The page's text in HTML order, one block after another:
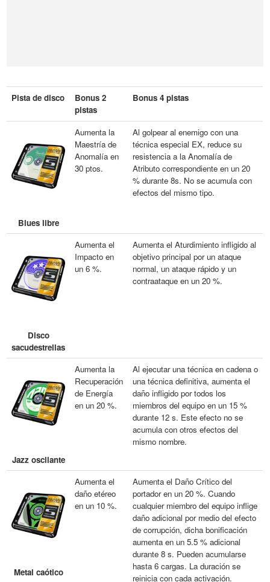
Pista de disco
Bonus 2
pistas
Bonus 4 pistas
Blues libre
Aumenta la
Maestría de
Anomalía en
30 ptos.
Al golpear al enemigo con una
técnica especial EX, reduce su
resistencia a la Anomalía de
Atributo correspondiente en un 20
% durante 8s. No se acumula con
efectos del mismo tipo.
Disco
sacudestrellas
Aumenta el
Impacto en
un 6 %.
Aumenta el Aturdimiento infligido al
objetivo principal por un ataque
normal, un ataque rápido y un
contraataque en un 20 %.
Jazz oscilante
Aumenta la
Recuperación
de Energía
en un 20 %.
Al ejecutar una técnica en cadena o
una técnica definitiva, aumenta el
daño infligido por todos los
miembros del equipo en un 15 %
durante 12 s. Este efecto no se
acumula con otros efectos del
mismo nombre.
Metal caótico
Aumenta el
daño etéreo
en un 10 %.
Aumenta el Daño Crítico del
portador en un 20 %. Cuando
cualquier miembro del equipo inflige
daño adicional por medio del efecto
de corrupción, dicha bonificación
aumenta en un 5.5 % adicional
durante 8 s. Pueden acumularse
hasta 6 cargas. La duración se
reinicia con cada activación.